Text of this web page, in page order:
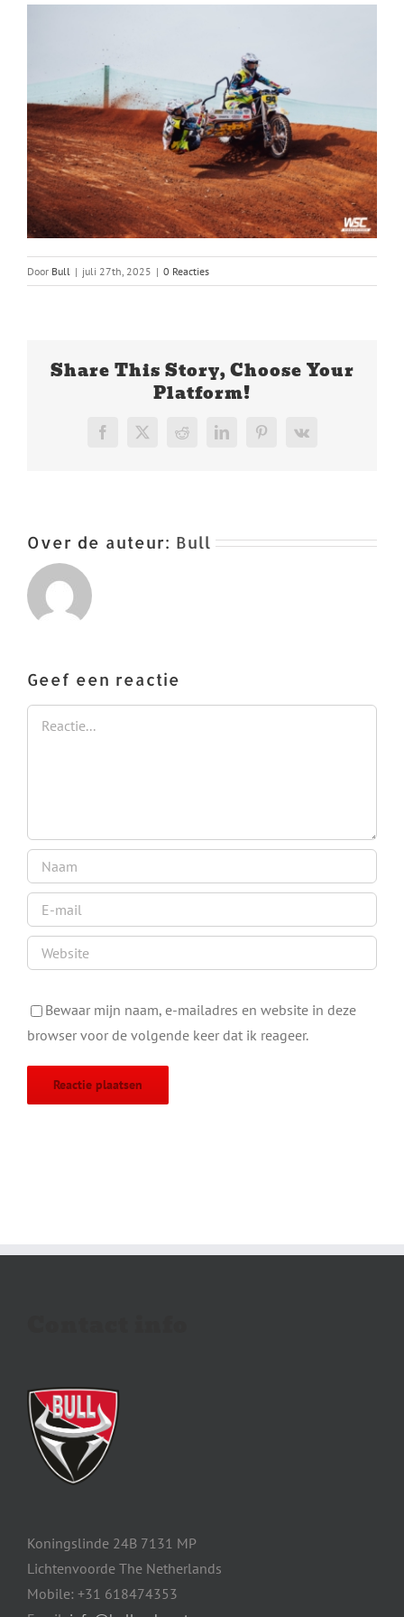
Door Bull | juli 27th, 2025 | 0 Reacties
Share This Story, Choose Your
Platform!
Facebook
X RedditLinkedInPinterest
Vk
Over de auteur: Bull
Geef een reactie
Bewaar mijn naam, e-mailadres en website in deze
browser voor de volgende keer dat ik reageer.
Koningslinde 24B 7131 MP
Lichtenvoorde The Netherlands
Mobile: +31 618474353